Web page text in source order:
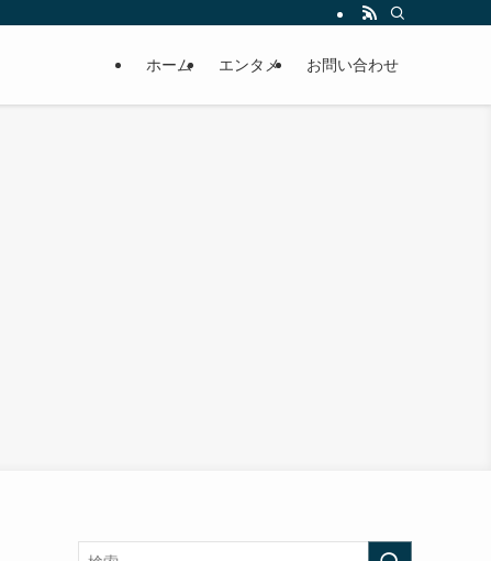
ホーム エンタメ お問い合わせ